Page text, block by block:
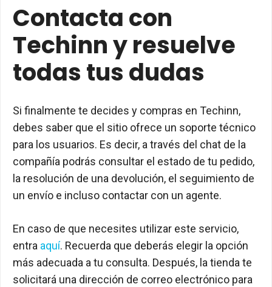
Contacta con
Techinn y resuelve
todas tus dudas
Si finalmente te decides y compras en Techinn,
debes saber que el sitio ofrece un soporte técnico
para los usuarios. Es decir, a través del chat de la
compañía podrás consultar el estado de tu pedido,
la resolución de una devolución, el seguimiento de
un envío e incluso contactar con un agente.
En caso de que necesites utilizar este servicio,
entra aquí. Recuerda que deberás elegir la opción
más adecuada a tu consulta. Después, la tienda te
solicitará una dirección de correo electrónico para